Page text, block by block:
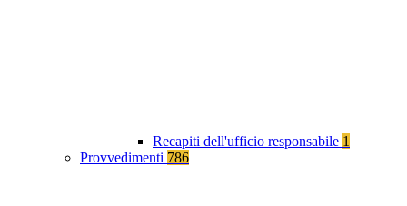
Recapiti dell'ufficio responsabile 1
Provvedimenti 786